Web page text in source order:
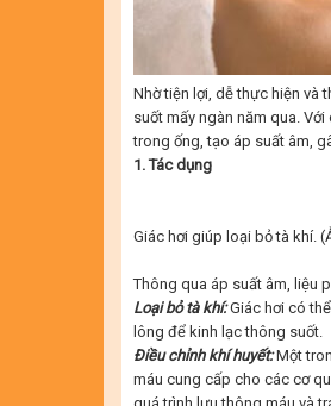
Nhờ tiện lợi, dễ thực hiện và
suốt mấy ngàn năm qua.
trong ống, tạo áp suất âm,
1. Tác dụng
Giác hơi giúp loại bỏ tà khí.
Thông qua áp suất âm, liệu
Loại bỏtà khí:Giác hơi có
lông để kinh lạc thông suốt.
Điều chỉnh khí huyết:Một
máu cung cấp cho các cơ